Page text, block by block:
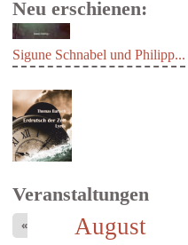
Neu erschienen:
Sigune Schnabel und Philipp...
Veranstaltungen
August
«